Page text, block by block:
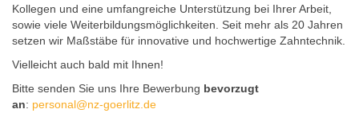
Kollegen und eine umfangreiche Unterstützung bei Ihrer Arbeit,
sowie viele Weiterbildungsmöglichkeiten. Seit mehr als 20 Jahren
setzen wir Maßstäbe für innovative und hochwertige Zahntechnik.
Vielleicht auch bald mit Ihnen!
Bitte senden Sie uns Ihre Bewerbung bevorzugt
an: personal@nz-goerlitz.de